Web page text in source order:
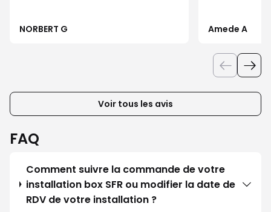
NORBERT G
Amede A
Voir tous les avis
FAQ
Comment suivre la commande de votre
installation box SFR ou modifier la date de
RDV de votre installation ?